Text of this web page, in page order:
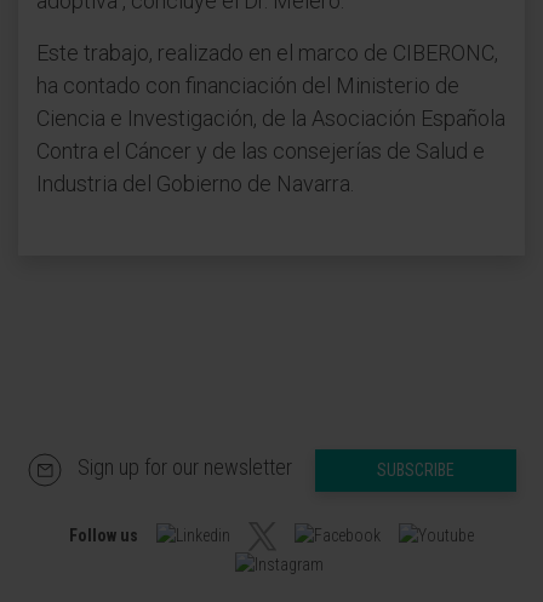
Este trabajo, realizado en el marco de CIBERONC,
ha contado con financiación del Ministerio de
Ciencia e Investigación, de la Asociación Española
Contra el Cáncer y de las consejerías de Salud e
Industria del Gobierno de Navarra.
Sign up for our newsletter SUBSCRIBE
Follow us